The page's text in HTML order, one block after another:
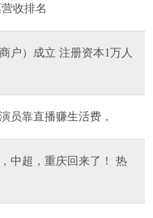
收排名
户）成立 注册资本1万人
员靠直播赚生活费，
中超，重庆回来了！ 热